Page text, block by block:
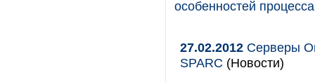
особенностей
27.02.2012 Серверы
SPARC (Новости)